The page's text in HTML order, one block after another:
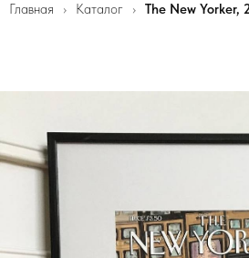
Главная Каталог The New Yorker,